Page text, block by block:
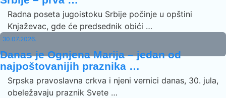
Radna poseta jugoistoku Srbije počinje u opštini
Knjaževac, gde će predsednik obići …
30.07.2026.
Danas je Ognjena Marija – jedan od
najpoštovanijih praznika …
Srpska pravoslavna crkva i njeni vernici danas, 30. jula,
obeležavaju praznik Svete …